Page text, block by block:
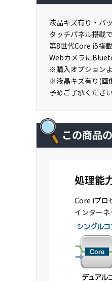
液晶キズ有り・バ
タッチパネル搭載
第8世代Core i5搭
Webカメラに
※購入オプション
※液晶キズ有り(画
予めご了承ください
この商品
処理能
Core iプロ
インターネ